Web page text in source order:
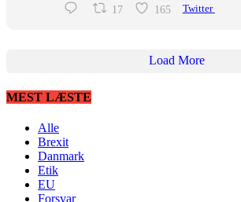
17 165 Twitter
Load More
MEST LÆSTE
Alle
Brexit
Danmark
Etik
EU
Forsvar